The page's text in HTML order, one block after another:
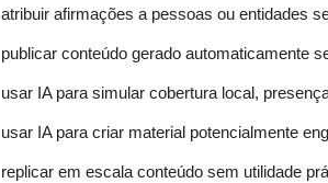
atribuir afirmações a pessoas ou entidades
publicar conteúdo gerado automaticamente
usar IA para simular cobertura local,
usar IA para criar material potencialmente
replicar em escala conteúdo sem utilidade